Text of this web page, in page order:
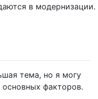
в модернизации.
тема, но я могу
факторов.